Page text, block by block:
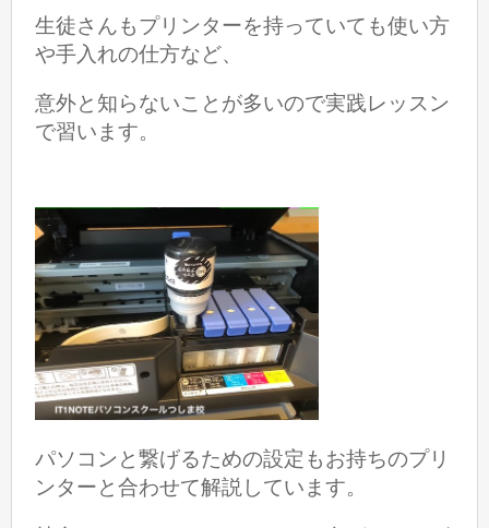
生徒さんもプリンターを持っていても使い方
や手入れの仕方など、
意外と知らないことが多いので実践レッスン
で習います。
パソコンと繋げるための設定もお持ちのプリ
ンターと合わせて解説しています。